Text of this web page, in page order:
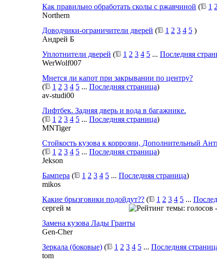
Как правильно обработать сколы с ржавчиной ( 1
Northern
Доводчики-ограничители дверей ( 1 2 3 4 5 )
Андрей Б
Уплотнители дверей ( 1 2 3 4 5 ... Последняя
WerWolf007
Мнется ли капот при закрывании по центру?
(
1 2 3 4 5 ... Последняя страница)
av-studi00
Лифтбек. Задняя дверь и вода в багажнике.
(
1 2 3 4 5 ... Последняя страница)
MNTiger
Стойкость кузова к коррозии, Дополнительный
(
1 2 3 4 5 ... Последняя страница)
Jekson
Бампера ( 1 2 3 4 5 ... Последняя страница)
mikos
Какие брызговики подойдут?? ( 1 2 3 4 5 ...
сергей м
Замена кузова Лады Гранты
Gen-Cher
Зеркала (боковые) ( 1 2 3 4 5 ... Последняя
tom